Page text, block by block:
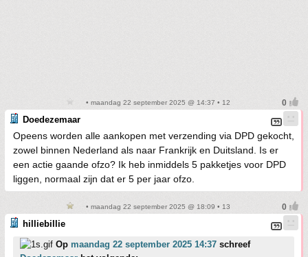
• maandag 22 september 2025 @ 14:37 • 12
Doedezemaar
Opeens worden alle aankopen met verzending via DPD gekocht,
zowel binnen Nederland als naar Frankrijk en Duitsland. Is er
een actie gaande ofzo? Ik heb inmiddels 5 pakketjes voor DPD
liggen, normaal zijn dat er 5 per jaar ofzo.
• maandag 22 september 2025 @ 18:09 • 13
hilliebillie
Op maandag 22 september 2025 14:37 schreef